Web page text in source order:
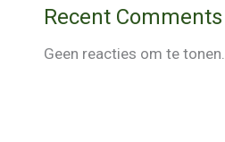
Recent Comments
Geen reacties om te tonen.